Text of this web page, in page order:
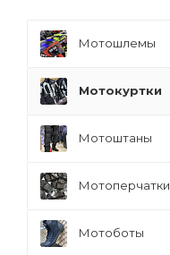
Мотошлемы
Мотокуртки
Мотоштаны
Мотоперчатки
Мотоботы